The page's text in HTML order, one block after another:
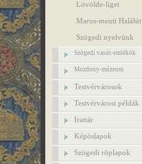
Lövölde-liget
Maros-menti Halálút
Szögedi nyelvünk
Szögedi vasút-emlékök
Mozdony-múzeum
Testvérvárosok
Testvérvárosi példák
Irattár
Képöslapok
Szögedi röplapok